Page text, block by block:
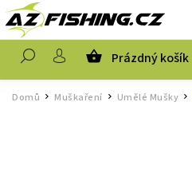
Prázdný košík
Domů / Muškaření Umělé Mušky /